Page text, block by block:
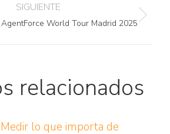
SIGUIENTE
Publicación
World Tour Madrid 2025
relacionados
Medir lo que importa de